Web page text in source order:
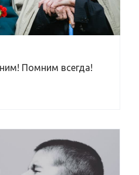
Помним всегда!